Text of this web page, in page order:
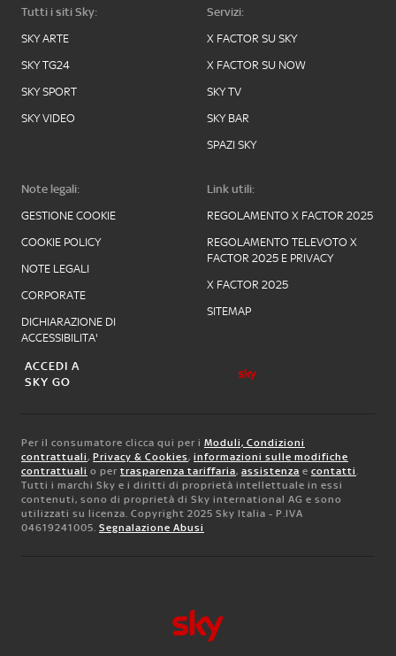
Tutti i siti Sky:
SKY ARTE
SKY TG24
SKY SPORT
SKY VIDEO
Servizi:
X FACTOR SU SKY
X FACTOR SU NOW
SKY TV
SKY BAR
SPAZI SKY
Note legali:
GESTIONE COOKIE
COOKIE POLICY
NOTE LEGALI
CORPORATE
DICHIARAZIONE DI
ACCESSIBILITA'
Link utili:
REGOLAMENTO X FACTOR 2025
REGOLAMENTO TELEVOTO X
FACTOR 2025 E PRIVACY
X FACTOR 2025
SITEMAP
ACCEDI A
SKY GO
Per il consumatore clicca qui per i Moduli, Condizioni
contrattuali, Privacy & Cookies, informazioni sulle modifiche
contrattuali o per trasparenza tariffaria, assistenza e contatti.
Tutti i marchi Sky e i diritti di proprietà intellettuale in essi
contenuti, sono di proprietà di Sky international AG e sono
utilizzati su licenza. Copyright 2025 Sky Italia - P.IVA
04619241005. Segnalazione Abusi